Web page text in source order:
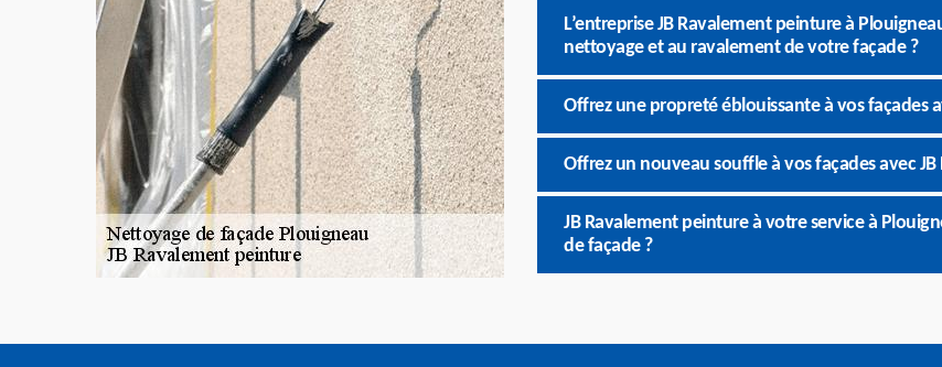
L’entreprise JB Ravalement peinture à
nettoyage et au ravalement de votre façade ?
Offrez une propreté éblouissante à vos façades
Offrez un nouveau souffle à vos façades avec
JB Ravalement peinture à votre service à
de façade ?